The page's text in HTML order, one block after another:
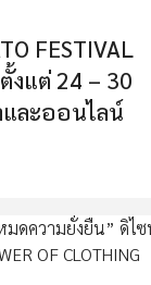
FESTIVAL
แต่ 24 – 30
ละออนไลน์